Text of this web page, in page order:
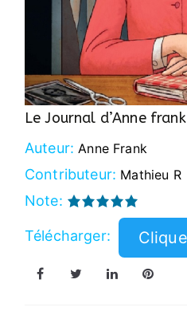
Le Journal d’Anne frank
Auteur: Anne Frank
Contributeur: Mathieu R
Note:
Télécharger: